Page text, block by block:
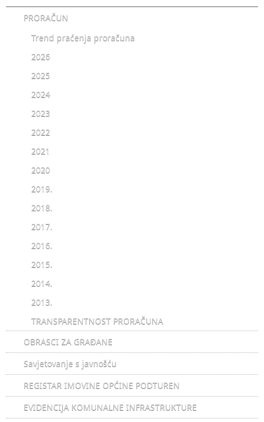
PRORAČUN
Trend praćenja proračuna
2026
2025
2024
2023
2022
2021
2020
2019.
2018.
2017.
2016.
2015.
2014.
2013.
TRANSPARENTNOST PRORAČUNA
OBRASCI ZA GRAĐANE
Savjetovanje s javnošću
REGISTAR IMOVINE OPĆINE PODTUREN
EVIDENCIJA KOMUNALNE INFRASTRUKTURE